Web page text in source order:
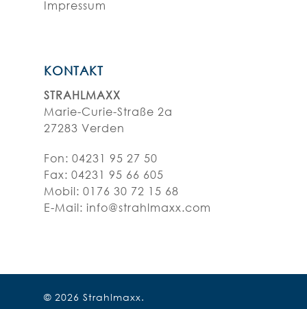
Impressum
KONTAKT
STRAHLMAXX
Marie-Curie-Straße 2a
27283 Verden
Fon: 04231 95 27 50
Fax: 04231 95 66 605
Mobil: 0176 30 72 15 68
E-Mail: info@strahlmaxx.com
© 2026 Strahlmaxx.